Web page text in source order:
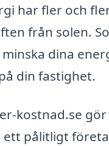
har fler och
från solen.
dina
din fastighet.
kostnad.se
pålitligt